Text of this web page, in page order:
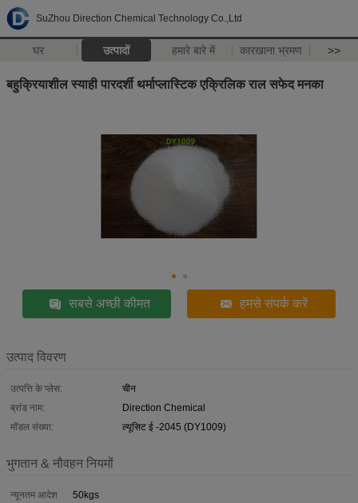
SuZhou Direction Chemical Technology Co.,Ltd
घर उत्पादों हमारे बारे में कारखाना भ्रमण >>
बहुक्रियाशील स्याही पारदर्शी थर्माप्लास्टिक एक्रिलिक राल सफेद मनका
सबसे अच्छी कीमत हमसे संपर्क करें
उत्पाद विवरण
उत्पत्ति के प्लेस:
चीन
ब्रांड नाम:
Direction Chemical
मॉडल संख्या:
ल्यूसिट ई -2045 (DY1009)
भुगतान & नौवहन नियमों
न्यूनतम आदेश
50kgs